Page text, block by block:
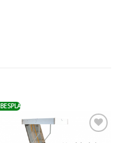
BESPLATNA DOSTAVA